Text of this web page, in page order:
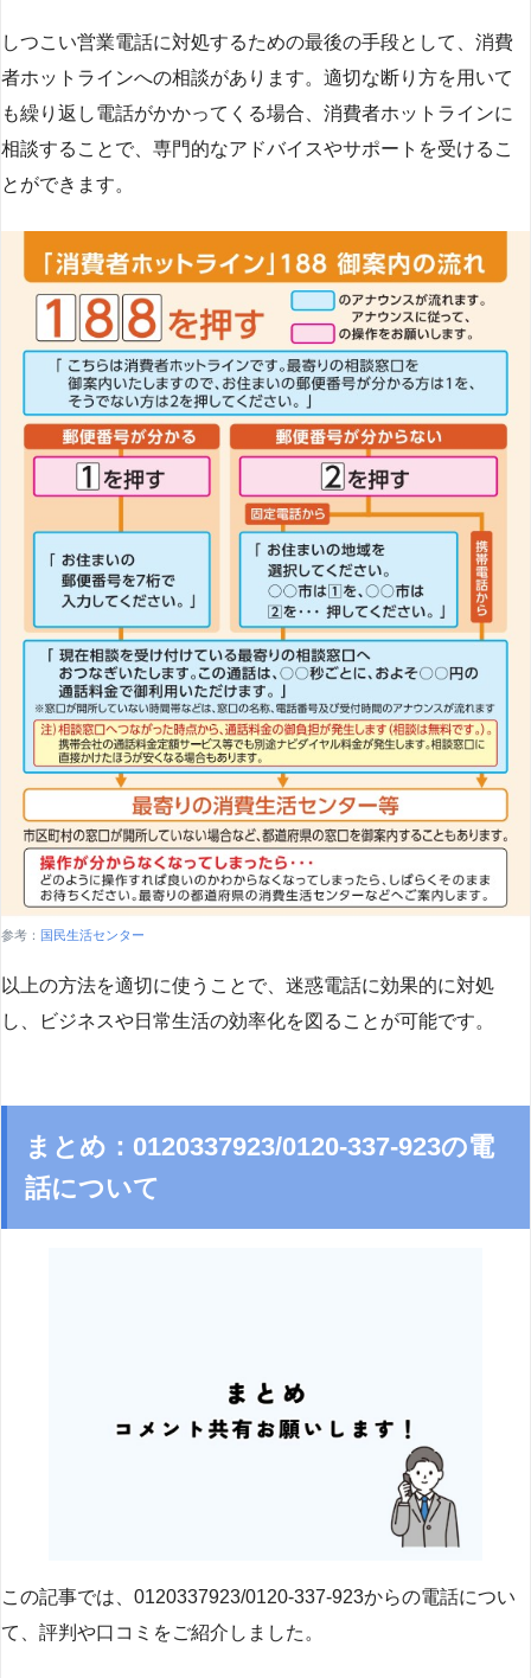
しつこい営業電話に対処するための最後の手段として、消費
者ホットラインへの相談があります。適切な断り方を用いて
も繰り返し電話がかかってくる場合、消費者ホットラインに
相談することで、専門的なアドバイスやサポートを受けるこ
とができます​​。
参考： 国民生活センター
以上の方法を適切に使うことで、迷惑電話に効果的に対処
し、ビジネスや日常生活の効率化を図ることが可能です。
まとめ：0120337923/0120-337-923の電
話について
この記事では、0120337923/0120-337-923からの電話につい
て、評判や口コミをご紹介しました。